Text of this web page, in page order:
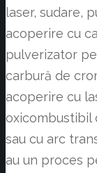
laser, sudare,
acoperire cu
pulverizator
carbură de
acoperire cu
oxicombustibil
sau cu arc
au un proces